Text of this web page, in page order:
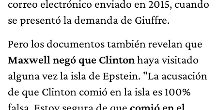
correo electrónico enviado en 2015, cuando
se presentó la demanda de Giuffre.
Pero los documentos también revelan que
Maxwell negó que Clintonhaya visitado
alguna vez la isla de Epstein. "La acusación
de que Clinton comió en la isla es 100%
falsa. Estoy segura de que comió en el